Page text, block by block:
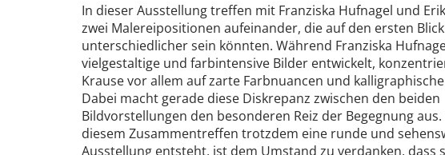
In dieser Ausstellung treffen mit Franziska Hufnagel und
zwei Malereipositionen aufeinander, die auf den ersten
unterschiedlicher sein könnten. Während Franziska
vielgestaltige und farbintensive Bilder entwickelt,
Krause vor allem auf zarte Farbnuancen und
Dabei macht gerade diese Diskrepanz zwischen den beiden
Bildvorstellungen den besonderen Reiz der Begegnung aus.
diesem Zusammentreffen trotzdem eine runde und
Ausstellung entsteht, ist dem Umstand zu verdanken, dass